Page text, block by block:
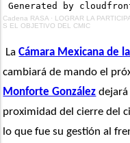
Cadena RASA · LOGRAR LA
S EL OBJETIVO DEL CMIC
La Cámara Mexicana de
cambiará de mando el
Monforte González
proximidad del cierre del
lo que fue su gestión al